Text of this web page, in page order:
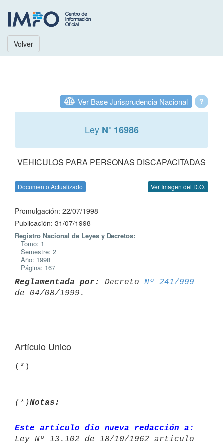
Volver
?
Ver Base Jurisprudencia Nacional
Ley N° 16986
VEHICULOS PARA PERSONAS DISCAPACITADAS
Documento Actualizado Ver Imagen del D.O.
Promulgación: 22/07/1998
Publicación: 31/07/1998
Registro Nacional de Leyes y Decretos:
Tomo: 1
Semestre: 2
Año: 1998
Página: 167
Reglamentada por: Decreto Nº 241/999
Artículo Unico
(*)
(*)Notas:
Este artículo dio nueva redacción a: